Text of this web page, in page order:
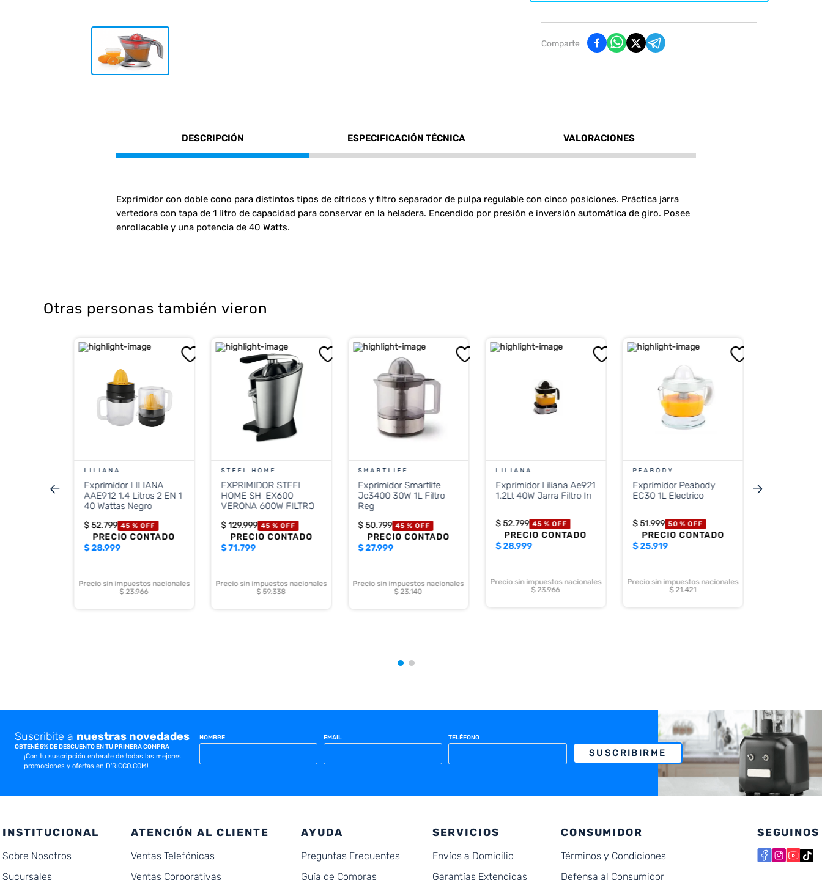
Comparte
DESCRIPCIÓN ESPECIFICACIÓN TÉCNICA VALORACIONES
Exprimidor con doble cono para distintos tipos de cítricos y filtro separador de pulpa regulable con cinco posiciones. Práctica jarra
vertedora con tapa de 1 litro de capacidad para conservar en la heladera. Encendido por presión e inversión automática de giro. Posee
enrollacable y una potencia de 40 Watts.
Otras personas también vieron
nacionales
LILIANA
Exprimidor LILIANA
AAE912 1.4 Litros 2 EN 1
40 Wattas Negro
$52.799 45 %OFF
PRECIO CONTADO
$28.999
Precio sin impuestos nacionales
$ 23.966
STEEL HOME
EXPRIMIDOR STEEL
HOME SH-EX600
VERONA 600W FILTRO
$129.999 45 % OFF
PRECIO CONTADO
$71.799
Precio sin impuestos nacionales
$ 59.338
SMARTLIFE
Exprimidor Smartlife
Jc3400 30W 1L Filtro
Reg
$50.799 45 % OFF
PRECIO CONTADO
$27.999
Precio sin impuestos nacionales
$ 23.140
LILIANA
Exprimidor Liliana Ae921
1.2Lt 40W Jarra Filtro In
$52.799 45 %OFF
PRECIO CONTADO
$28.999
Precio sin impuestos nacionales
$ 23.966
PEABODY
Exprimidor Peabody
EC30 1L Electrico
$51.999 50 % OFF
PRECIO CONTADO
$25.919
Precio sin impuestos nacionales
$ 21.421
Suscribite a nuestras novedades
OBTENÉ 5% DE DESCUENTO EN TU PRIMERA COMPRA
¡Con tu suscripción enterate de todas las mejores
promociones y ofertas en D'RICCO.COM!
NOMBRE EMAIL TELÉFONO
SUSCRIBIRME
INSTITUCIONAL
Sobre Nosotros
Sucursales
ATENCIÓN AL CLIENTE
Ventas Telefónicas
Ventas Corporativas
AYUDA
Preguntas Frecuentes
Guía de Compras
SERVICIOS
Envíos a Domicilio
Garantías Extendidas
CONSUMIDOR
Términos y Condiciones
Defensa al Consumidor
SEGUINOS